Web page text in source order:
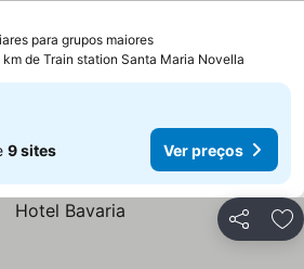
para grupos maiores
km de Train station Santa Maria Novella
9 sites Ver preços
Partilhar